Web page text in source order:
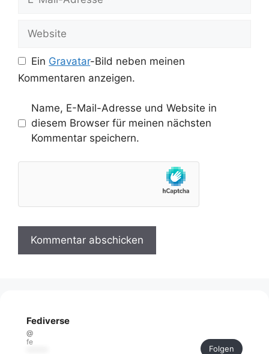
Mail-
Ein Gravatar-Bild neben meinen
Kommentaren anzeigen.
Name, E-Mail-Adresse und Website in
diesem Browser für meinen nächsten
Kommentar speichern.
Fediverse
@
fe
Folgen